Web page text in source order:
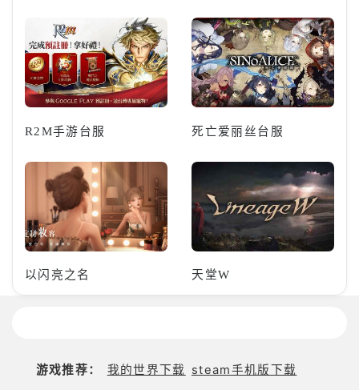
R2M手游台服 死亡爱丽丝台服
以闪亮之名 天堂W
游戏推荐： 我的世界下载 steam手机版下载